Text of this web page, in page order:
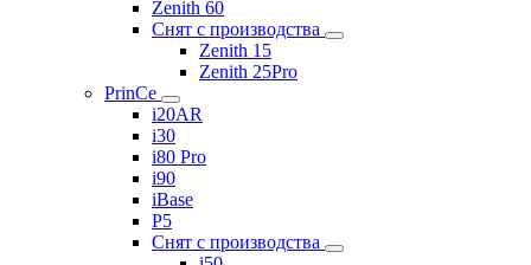
Zenith 60
Снят с производства
Zenith 15
Zenith 25Pro
PrinCe
i20AR
i30
i80 Pro
i90
iBase
P5
Снят с производства